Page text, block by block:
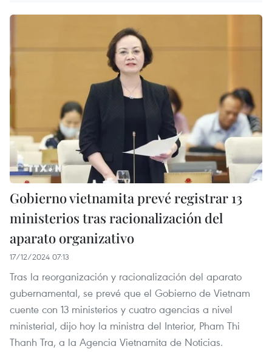
Gobierno vietnamita prevé registrar 13
ministerios tras racionalización del
aparato organizativo
17/12/2024 07:13
Tras la reorganización y racionalización del aparato
gubernamental, se prevé que el Gobierno de Vietnam
cuente con 13 ministerios y cuatro agencias a nivel
ministerial, dijo hoy la ministra del Interior, Pham Thi
Thanh Tra, a la Agencia Vietnamita de Noticias.